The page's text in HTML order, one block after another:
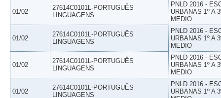
01/02
27614C0101L-PORTUGUÊS
LINGUAGENS
PNLD 2016 -
URBANAS 1º A
MEDIO
01/02
27614C0101L-PORTUGUÊS
LINGUAGENS
PNLD 2016 -
URBANAS 1º A
MEDIO
01/02
27614C0101L-PORTUGUÊS
LINGUAGENS
PNLD 2016 -
URBANAS 1º A
MEDIO
01/02
27614C0101L-PORTUGUÊS
LINGUAGENS
PNLD 2016 -
URBANAS 1º A